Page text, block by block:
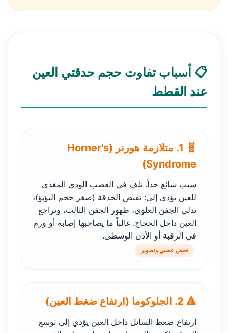
📋 أسباب تفاوت حجم حدقتي العين
عند القطط
🧬 1. متلازمة هورنر (Horner's
Syndrome)
سبب شائع جداً. تلف في العصب الودي المغذي
للعين يؤدي إلى: تقبض الحدقة (صغر حجم البؤبؤ)،
تدلي الجفن العلوي، ظهور الجفن الثالث، وتراجع
العين داخل الحجاج. غالباً ما يصاحبها إصابة أو ورم
في الرقبة أو الأذن الوسطى.
فحص عصبي وتصوير
🔺 2. الجلوكوما (ارتفاع ضغط العين)
ارتفاع ضغط السائل داخل العين يؤدي إلى توسع